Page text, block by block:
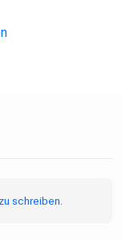
schreiben.